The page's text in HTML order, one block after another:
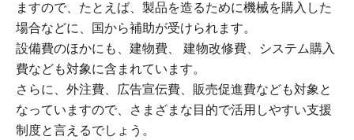
ますので、たとえば、製品を造るために機械を購入した
場合などに、国から補助が受けられます。
設備費のほかにも、建物費、 建物改修費、システム購入
費なども対象に含まれています。
さらに、外注費、広告宣伝費、販売促進費なども対象と
なっていますので、さまざまな目的で活用しやすい支援
制度と言えるでしょう。